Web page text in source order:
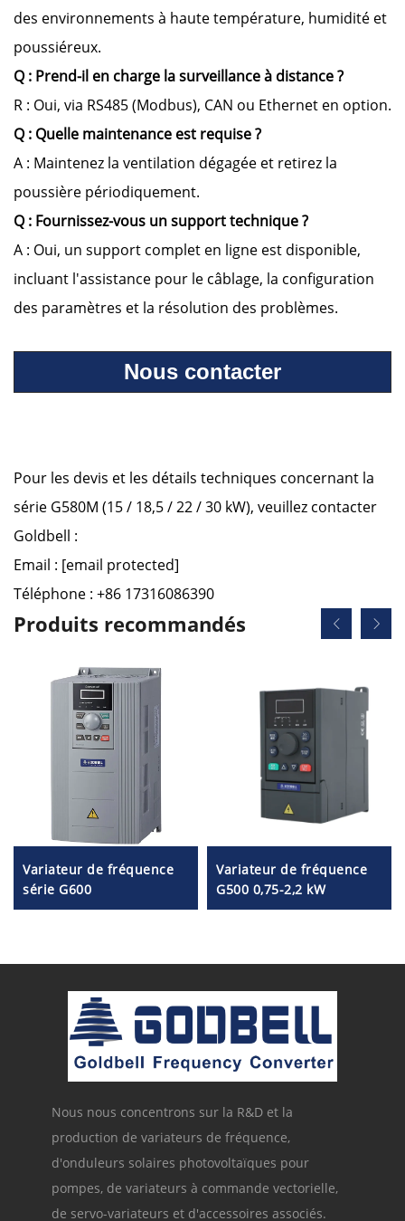
des environnements à haute température, humidité et
poussiéreux.
Q : Prend-il en charge la surveillance à distance ?
R : Oui, via RS485 (Modbus), CAN ou Ethernet en option.
Q : Quelle maintenance est requise ?
A : Maintenez la ventilation dégagée et retirez la
poussière périodiquement.
Q : Fournissez-vous un support technique ?
A : Oui, un support complet en ligne est disponible,
incluant l'assistance pour le câblage, la configuration
des paramètres et la résolution des problèmes.
Nous contacter
Pour les devis et les détails techniques concernant la
série G580M (15 / 18,5 / 22 / 30 kW), veuillez contacter
Goldbell :
Email : [email protected]
Téléphone : +86 17316086390
Produits recommandés
Variateur de fréquence
série G600
Variateur de fréquence
G500 0,75-2,2 kW
Nous nous concentrons sur la R&D et la
production de variateurs de fréquence,
d'onduleurs solaires photovoltaïques pour
pompes, de variateurs à commande vectorielle,
de servo-variateurs et d'accessoires associés.